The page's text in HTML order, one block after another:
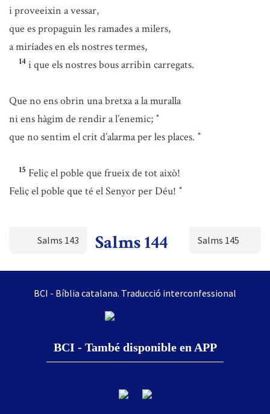
i proveeixin a vessar,
que es propaguin les ramades a milers,
a miríades en els nostres termes,
14 i que els nostres bous arribin carregats.
Que no ens obrin una bretxa a la muralla
ni ens hàgim de rendir a l’enemic; *
que no sentim el crit d’alarma per les places. *
15 Feliç el poble que frueix de tot això!
Feliç el poble que té el Senyor per Déu! *
Salms 143 Salms 144 Salms 145
BCI - Bíblia catalana. Traducció interconfessional
BCI - També disponible en APP